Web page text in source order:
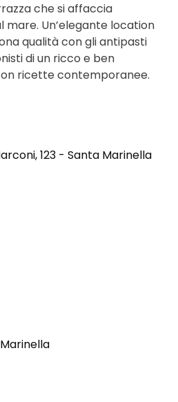
che si affaccia
Un’elegante location
qualità con gli antipasti
di un ricco e ben
ricette contemporanee.
123 - Santa Marinella